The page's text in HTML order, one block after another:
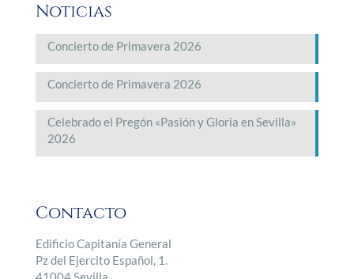
Noticias
Concierto de Primavera 2026
Concierto de Primavera 2026
Celebrado el Pregón «Pasión y Gloria en Sevilla»
2026
Contacto
Edificio Capitanía General
Pz del Ejercito Español, 1.